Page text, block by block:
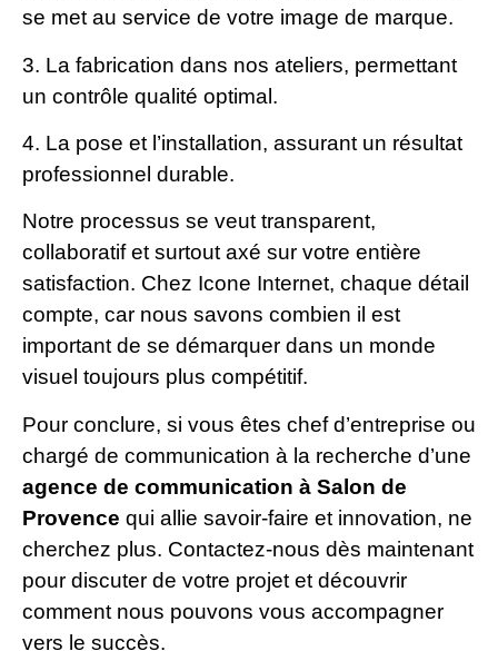
se met au service de votre image de marque.
3. La fabrication dans nos ateliers, permettant
un contrôle qualité optimal.
4. La pose et l’installation, assurant un résultat
professionnel durable.
Notre processus se veut transparent,
collaboratif et surtout axé sur votre entière
satisfaction. Chez Icone Internet, chaque détail
compte, car nous savons combien il est
important de se démarquer dans un monde
visuel toujours plus compétitif.
Pour conclure, si vous êtes chef d’entreprise ou
chargé de communication à la recherche d’une
agence de communication à Salon de
Provence qui allie savoir-faire et innovation, ne
cherchez plus. Contactez-nous dès maintenant
pour discuter de votre projet et découvrir
comment nous pouvons vous accompagner
vers le succès.